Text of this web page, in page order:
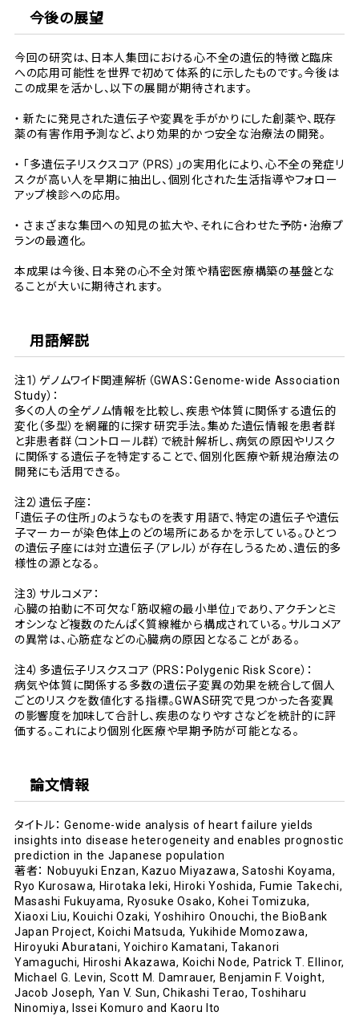
今後の展望
今回の研究は、日本人集団における心不全の遺伝的特徴と臨床
への応用可能性を世界で初めて体系的に示したものです。今後は
この成果を活かし、以下の展開が期待されます。
・ 新たに発見された遺伝子や変異を手がかりにした創薬や、既存
薬の有害作用予測など、より効果的かつ安全な治療法の開発。
・ 「多遺伝子リスクスコア（PRS）」の実用化により、心不全の発症リ
スクが高い人を早期に抽出し、個別化された生活指導やフォロー
アップ検診への応用。
・ さまざまな集団への知見の拡大や、それに合わせた予防・治療プ
ランの最適化。
本成果は今後、日本発の心不全対策や精密医療構築の基盤とな
ることが大いに期待されます。
用語解説
注1）ゲノムワイド関連解析（GWAS：Genome-wide Association
Study）：
多くの人の全ゲノム情報を比較し、疾患や体質に関係する遺伝的
変化（多型）を網羅的に探す研究手法。集めた遺伝情報を患者群
と非患者群（コントロール群）で統計解析し、病気の原因やリスク
に関係する遺伝子を特定することで、個別化医療や新規治療法の
開発にも活用できる。
注2）遺伝子座：
「遺伝子の住所」のようなものを表す用語で、特定の遺伝子や遺伝
子マーカーが染色体上のどの場所にあるかを示している。ひとつ
の遺伝子座には対立遺伝子（アレル）が存在しうるため、遺伝的多
様性の源となる。
注3）サルコメア：
心臓の拍動に不可欠な「筋収縮の最小単位」であり、アクチンとミ
オシンなど複数のたんぱく質線維から構成されている。サルコメア
の異常は、心筋症などの心臓病の原因となることがある。
注4）多遺伝子リスクスコア（PRS：Polygenic Risk Score）：
病気や体質に関係する多数の遺伝子変異の効果を統合して個人
ごとのリスクを数値化する指標。GWAS研究で見つかった各変異
の影響度を加味して合計し、疾患のなりやすさなどを統計的に評
価する。これにより個別化医療や早期予防が可能となる。
論文情報
タイトル： Genome-wide analysis of heart failure yields
insights into disease heterogeneity and enables prognostic
prediction in the Japanese population
著者： Nobuyuki Enzan, Kazuo Miyazawa, Satoshi Koyama,
Ryo Kurosawa, Hirotaka Ieki, Hiroki Yoshida, Fumie Takechi,
Masashi Fukuyama, Ryosuke Osako, Kohei Tomizuka,
Xiaoxi Liu, Kouichi Ozaki, Yoshihiro Onouchi, the BioBank
Japan Project, Koichi Matsuda, Yukihide Momozawa,
Hiroyuki Aburatani, Yoichiro Kamatani, Takanori
Yamaguchi, Hiroshi Akazawa, Koichi Node, Patrick T. Ellinor,
Michael G. Levin, Scott M. Damrauer, Benjamin F. Voight,
Jacob Joseph, Yan V. Sun, Chikashi Terao, Toshiharu
Ninomiya, Issei Komuro and Kaoru Ito